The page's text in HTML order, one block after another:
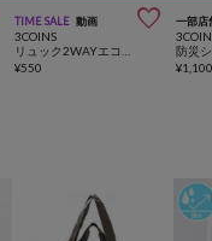
TIME SALE 動画 
3COINS
¥550
一部店
¥